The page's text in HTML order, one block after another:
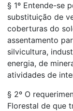
§ 1º Entende-se
substituição de
coberturas do
assentamento
silvicultura,
energia, de
atividades de
§ 2º O
Florestal de que